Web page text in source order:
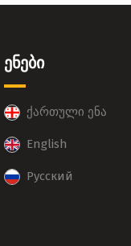
ენები
ქართული ენა
English
Русский